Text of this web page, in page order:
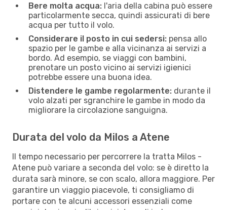
Bere molta acqua: l'aria della cabina può essere
particolarmente secca, quindi assicurati di bere
acqua per tutto il volo.
Considerare il posto in cui sedersi: pensa allo
spazio per le gambe e alla vicinanza ai servizi a
bordo. Ad esempio, se viaggi con bambini,
prenotare un posto vicino ai servizi igienici
potrebbe essere una buona idea.
Distendere le gambe regolarmente: durante il
volo alzati per sgranchire le gambe in modo da
migliorare la circolazione sanguigna.
Durata del volo da Milos a Atene
Il tempo necessario per percorrere la tratta Milos -
Atene può variare a seconda del volo: se è diretto la
durata sarà minore, se con scalo, allora maggiore. Per
garantire un viaggio piacevole, ti consigliamo di
portare con te alcuni accessori essenziali come